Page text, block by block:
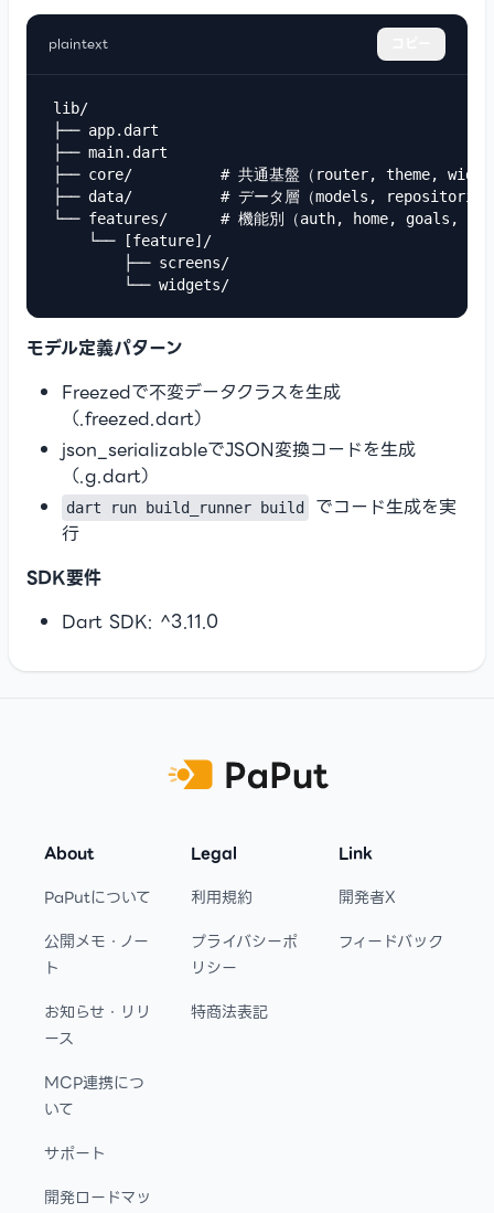
plaintext
lib/
├── app.dart
├── main.dart
├── core/          # 共通基盤（router, theme,
├── data/          # データ層（models, repositories,
└── features/      # 機能別（auth, home, goals,
    └── [feature]/
        ├── screens/
        └── widgets/
モデル定義パターン
Freezedで不変データクラスを生成
（.freezed.dart）
json_serializableでJSON変換コードを生成
（.g.dart）
dart run build_runner build
でコード生成を実
行
SDK要件
Dart SDK: ^3.11.0
About
PaPutについて
公開メモ・ノー
ト
お知らせ・リリ
ース
MCP連携につ
いて
サポート
開発ロードマッ
Legal
利用規約
プライバシーポ
リシー
特商法表記
Link
開発者X
フィードバック